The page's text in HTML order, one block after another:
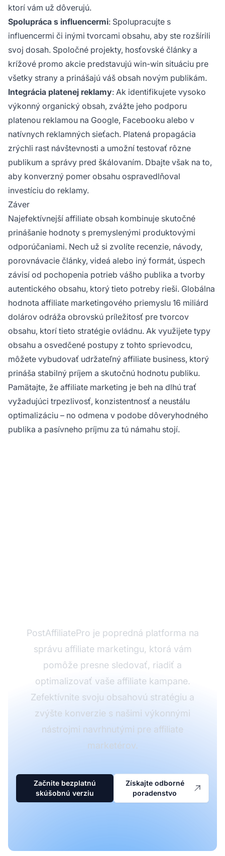
ktorí vám už dôverujú.
Spolupráca s influencermi: Spolupracujte s
influencermi či inými tvorcami obsahu, aby ste rozšírili
svoj dosah. Spoločné projekty, hosťovské články a
krížové promo akcie predstavujú win-win situáciu pre
všetky strany a prinášajú váš obsah novým publikám.
Integrácia platenej reklamy: Ak identifikujete vysoko
výkonný organický obsah, zvážte jeho podporu
platenou reklamou na Google, Facebooku alebo v
natívnych reklamných sieťach. Platená propagácia
zrýchli rast návštevnosti a umožní testovať rôzne
publikum a správy pred škálovaním. Dbajte však na to,
aby konverzný pomer obsahu ospravedlňoval
investíciu do reklamy.
Záver
Najefektívnejší affiliate obsah kombinuje skutočné
prinášanie hodnoty s premyslenými produktovými
odporúčaniami. Nech už si zvolíte recenzie, návody,
porovnávacie články, videá alebo iný formát, úspech
závisí od pochopenia potrieb vášho publika a tvorby
autentického obsahu, ktorý tieto potreby rieši. Globálna
hodnota affiliate marketingového priemyslu 16 miliárd
dolárov odráža obrovskú príležitosť pre tvorcov
obsahu, ktorí tieto stratégie ovládnu. Ak využijete typy
obsahu a osvedčené postupy z tohto sprievodcu,
môžete vybudovať udržateľný affiliate business, ktorý
prináša stabilný príjem a skutočnú hodnotu publiku.
Pamätajte, že affiliate marketing je beh na dlhú trať
vyžadujúci trpezlivosť, konzistentnosť a neustálu
optimalizáciu – no odmena v podobe dôveryhodného
publika a pasívneho príjmu za tú námahu stojí.
PostAffiliatePro je popredná platforma na
správu affiliate marketingu, ktorá vám
pomôže presne sledovať, riadiť a
optimalizovať vaše affiliate kampane.
Zefektívnite svoju obsahovú stratégiu a
zvýšte konverzie s našimi výkonnými
nástrojmi navrhnutými pre affiliate
marketérov.
Začnite bezplatnú
skúšobnú verziu
Získajte odborné
poradenstvo